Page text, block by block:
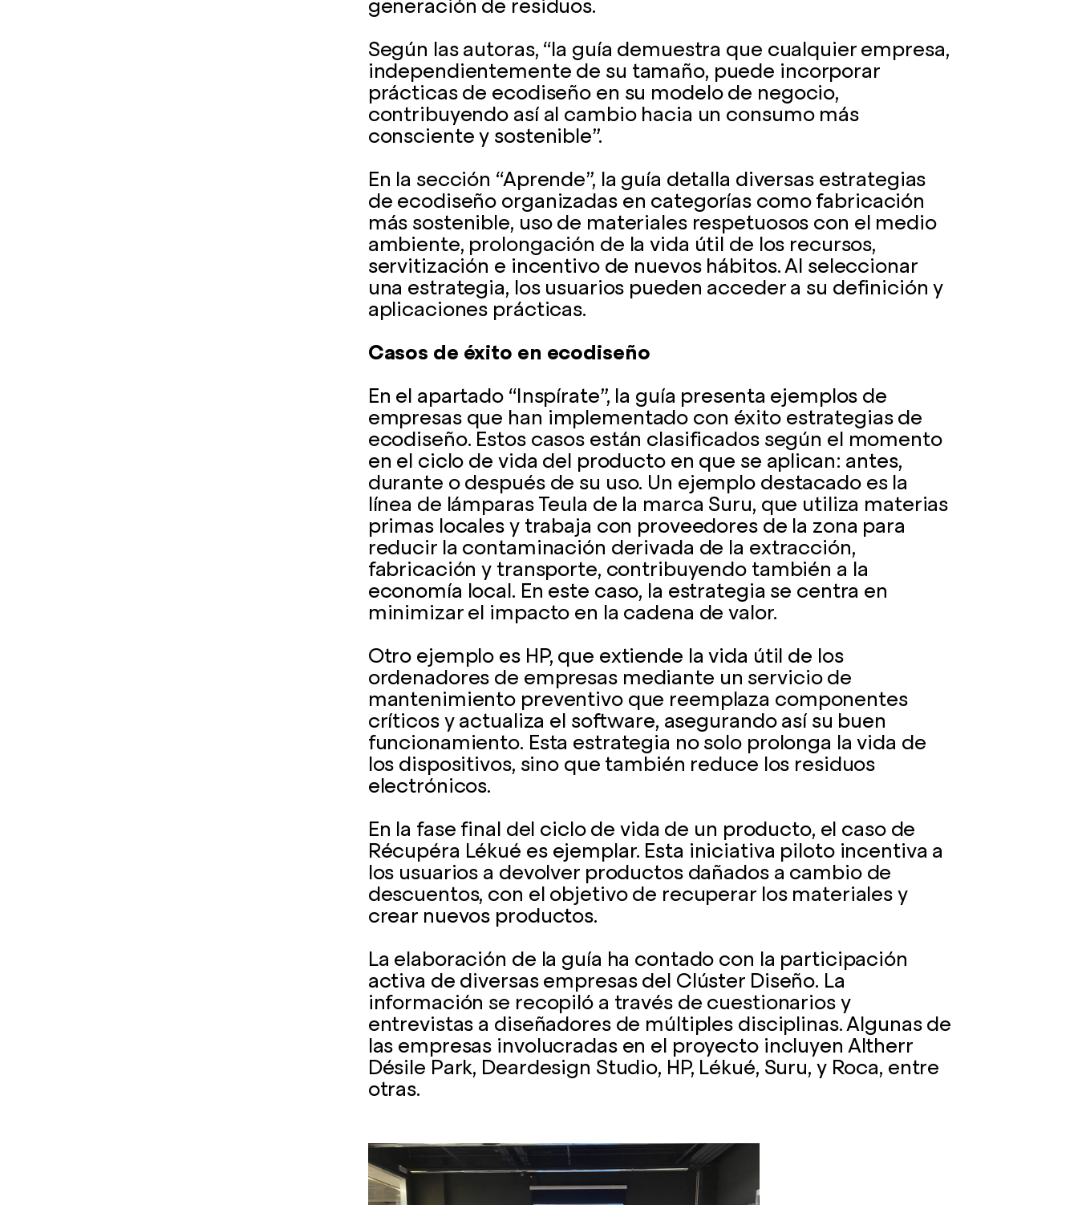
generación de residuos.
Según las autoras, “la guía demuestra que cualquier empresa,
independientemente de su tamaño, puede incorporar
prácticas de ecodiseño en su modelo de negocio,
contribuyendo así al cambio hacia un consumo más
consciente y sostenible”.
En la sección “Aprende”, la guía detalla diversas estrategias
de ecodiseño organizadas en categorías como fabricación
más sostenible, uso de materiales respetuosos con el medio
ambiente, prolongación de la vida útil de los recursos,
servitización e incentivo de nuevos hábitos. Al seleccionar
una estrategia, los usuarios pueden acceder a su definición y
aplicaciones prácticas.
Casos de éxito en ecodiseño
En el apartado “Inspírate”, la guía presenta ejemplos de
empresas que han implementado con éxito estrategias de
ecodiseño. Estos casos están clasificados según el momento
en el ciclo de vida del producto en que se aplican: antes,
durante o después de su uso. Un ejemplo destacado es la
línea de lámparas Teula de la marca Suru, que utiliza materias
primas locales y trabaja con proveedores de la zona para
reducir la contaminación derivada de la extracción,
fabricación y transporte, contribuyendo también a la
economía local. En este caso, la estrategia se centra en
minimizar el impacto en la cadena de valor.
Otro ejemplo es HP, que extiende la vida útil de los
ordenadores de empresas mediante un servicio de
mantenimiento preventivo que reemplaza componentes
críticos y actualiza el software, asegurando así su buen
funcionamiento. Esta estrategia no solo prolonga la vida de
los dispositivos, sino que también reduce los residuos
electrónicos.
En la fase final del ciclo de vida de un producto, el caso de
Récupéra Lékué es ejemplar. Esta iniciativa piloto incentiva a
los usuarios a devolver productos dañados a cambio de
descuentos, con el objetivo de recuperar los materiales y
crear nuevos productos.
La elaboración de la guía ha contado con la participación
activa de diversas empresas del Clúster Diseño. La
información se recopiló a través de cuestionarios y
entrevistas a diseñadores de múltiples disciplinas. Algunas de
las empresas involucradas en el proyecto incluyen Altherr
Désile Park, Deardesign Studio, HP, Lékué, Suru, y Roca, entre
otras.